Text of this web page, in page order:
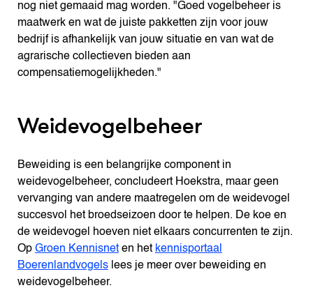
nog niet gemaaid mag worden. "Goed vogelbeheer is
maatwerk en wat de juiste pakketten zijn voor jouw
bedrijf is afhankelijk van jouw situatie en van wat de
agrarische collectieven bieden aan
compensatiemogelijkheden."
Weidevogelbeheer
Beweiding is een belangrijke component in
weidevogelbeheer, concludeert Hoekstra, maar geen
vervanging van andere maatregelen om de weidevogel
succesvol het broedseizoen door te helpen. De koe en
de weidevogel hoeven niet elkaars concurrenten te zijn.
Op Groen Kennisneten het kennisportaal
Boerenlandvogelslees je meer over beweiding en
weidevogelbeheer.